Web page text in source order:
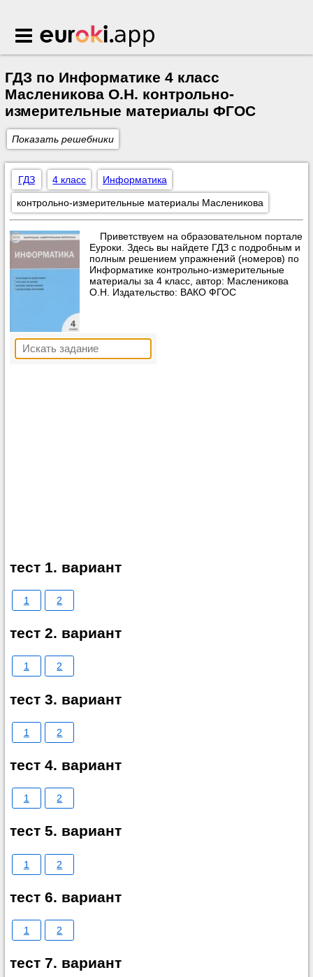
Euroki.app
ГДЗ по Информатике 4 класс
Масленикова О.Н. контрольно-
измерительные материалы ФГОС
Показать решебники
ГДЗ 4 класс Информатика
контрольно-измерительные материалы Масленикова
Приветствуем на образовательном портале
Еуроки. Здесь вы найдете ГДЗ с подробным и
полным решением упражнений (номеров) по
Информатике контрольно-измерительные
материалы за 4 класс, автор: Масленикова
О.Н. Издательство: ВАКО ФГОС
тест 1. вариант
1 2
тест 2. вариант
1 2
тест 3. вариант
1 2
тест 4. вариант
1 2
тест 5. вариант
1 2
тест 6. вариант
1 2
тест 7. вариант